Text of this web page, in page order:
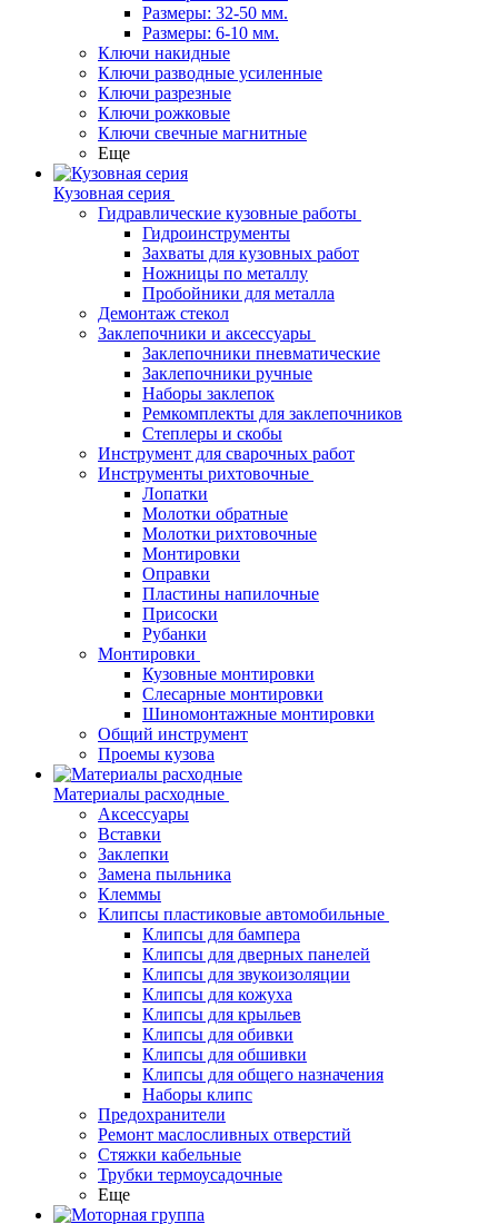
Размеры: 32-50 мм.
Размеры: 6-10 мм.
Ключи накидные
Ключи разводные усиленные
Ключи разрезные
Ключи рожковые
Ключи свечные магнитные
Еще
Кузовная серия
Гидравлические кузовные работы
Гидроинструменты
Захваты для кузовных работ
Ножницы по металлу
Пробойники для металла
Демонтаж стекол
Заклепочники и аксессуары
Заклепочники пневматические
Заклепочники ручные
Наборы заклепок
Ремкомплекты для заклепочников
Степлеры и скобы
Инструмент для сварочных работ
Инструменты рихтовочные
Лопатки
Молотки обратные
Молотки рихтовочные
Монтировки
Оправки
Пластины напилочные
Присоски
Рубанки
Монтировки
Кузовные монтировки
Слесарные монтировки
Шиномонтажные монтировки
Общий инструмент
Проемы кузова
Материалы расходные
Аксессуары
Вставки
Заклепки
Замена пыльника
Клеммы
Клипсы пластиковые автомобильные
Клипсы для бампера
Клипсы для дверных панелей
Клипсы для звукоизоляции
Клипсы для кожуха
Клипсы для крыльев
Клипсы для обивки
Клипсы для обшивки
Клипсы для общего назначения
Наборы клипс
Предохранители
Ремонт маслосливных отверстий
Стяжки кабельные
Трубки термоусадочные
Еще